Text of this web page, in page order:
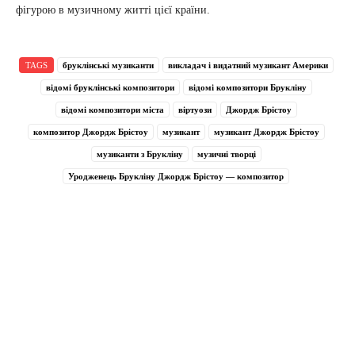
фігурою в музичному житті цієї країни.
TAGS бруклінські музиканти викладач і видатний музикант Америки
відомі бруклінські композитори відомі композитори Брукліну
відомі композитори міста віртуози Джордж Брістоу
композитор Джордж Брістоу музикант музикант Джордж Брістоу
музиканти з Брукліну музичні творці
Уродженець Брукліну Джордж Брістоу — композитор